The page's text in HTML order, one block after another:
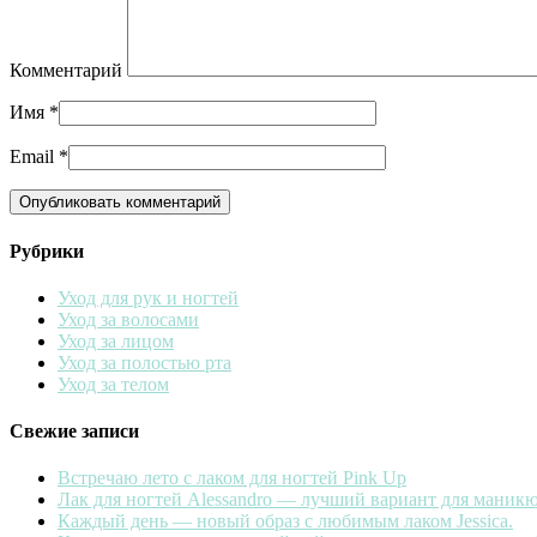
Комментарий
Имя *
Email *
Рубрики
Уход для рук и ногтей
Уход за волосами
Уход за лицом
Уход за полостью рта
Уход за телом
Свежие записи
Встречаю лето с лаком для ногтей Pink Up
Лак для ногтей Alessandro — лучший вариант для
Каждый день — новый образ с любимым лаком Jessica.